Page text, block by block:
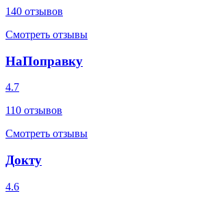
140 отзывов
Смотреть отзывы
НаПоправку
4.7
110 отзывов
Смотреть отзывы
Докту
4.6